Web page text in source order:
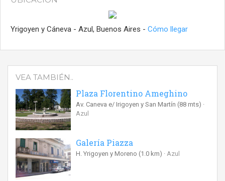
Yrigoyen y Cáneva - Azul, Buenos Aires - Cómo llegar
VEA TAMBIÉN..
Plaza Florentino Ameghino
Av. Caneva e/ Irigoyen y San Martín (88 mts)
Azul
Galería Piazza
H. Yrigoyen y Moreno (1.0 km) Azul